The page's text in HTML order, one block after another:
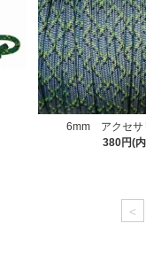
6mm アクセサ
380円(
<